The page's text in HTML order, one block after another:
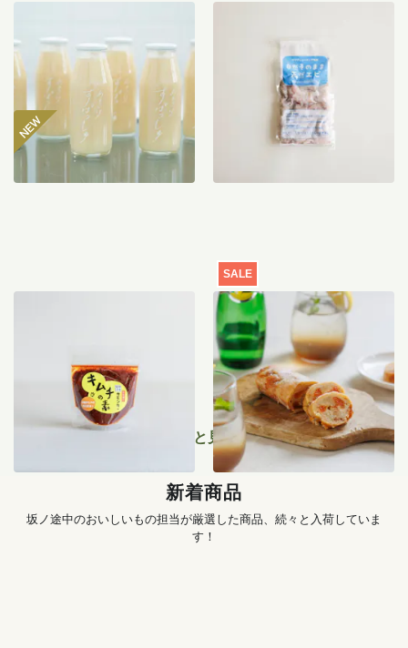
甘酒すぱっしゅ
送料込 3,560
クス）120g
1,456
SALE
【特別価格】瀬戸内レモン
のサマーシュトーレン 200g
2,519 円
もっと見る
新着商品
坂ノ途中のおいしいもの担当が厳選した商品、続々と入荷していま
す！